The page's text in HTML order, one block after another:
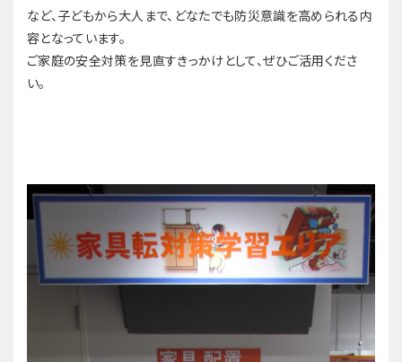
など、子どもから大人まで、どなたでも防災意識を高められる内
容となっています。
ご家庭の安全対策を見直すきっかけとして、ぜひご活用くださ
い。